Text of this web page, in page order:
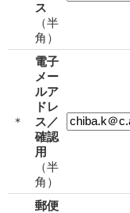
ス
（半
角）
＊
電子
メー
ルア
ドレ
ス／
確認
用
（半
角）
郵便